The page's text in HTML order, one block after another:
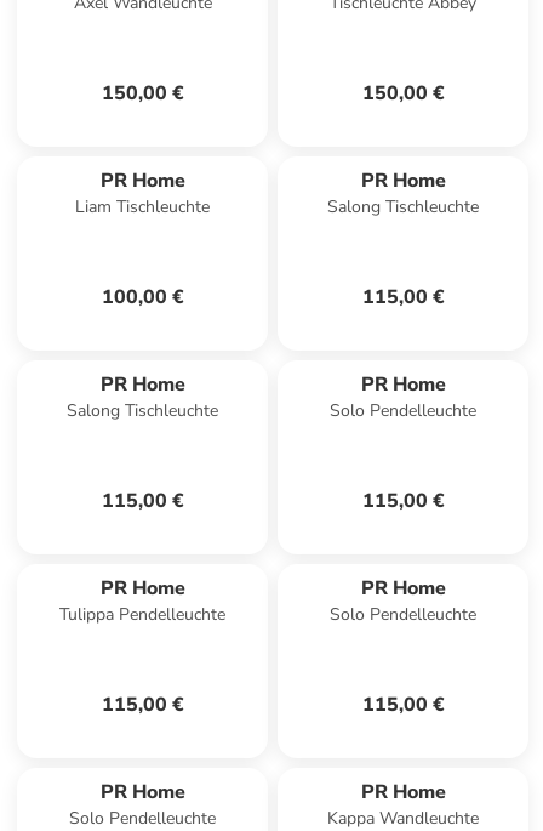
150,00 € 150,00 €
PR Home
Liam Tischleuchte
100,00 €
PR Home
Salong Tischleuchte
115,00 €
PR Home
Salong Tischleuchte
115,00 €
PR Home
Solo Pendelleuchte
115,00 €
PR Home
Tulippa Pendelleuchte
115,00 €
PR Home
Solo Pendelleuchte
115,00 €
PR Home
Solo Pendelleuchte
PR Home
Kappa Wandleuchte